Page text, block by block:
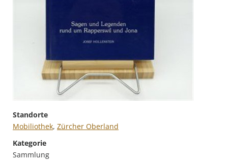
Standorte
Mobiliothek, Zürcher Oberland
Kategorie
Sammlung